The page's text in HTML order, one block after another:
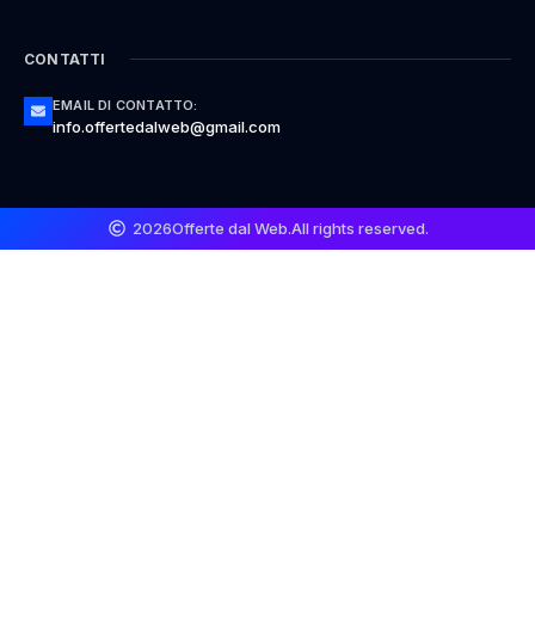
CONTATTI
EMAIL DI CONTATTO:
info.offertedalweb@gmail.com
2026Offerte dal Web.All rights reserved.